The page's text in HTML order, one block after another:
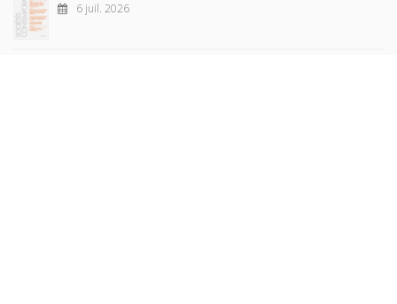
6 juil. 2026